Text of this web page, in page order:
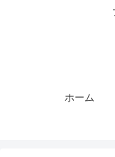
ホーム